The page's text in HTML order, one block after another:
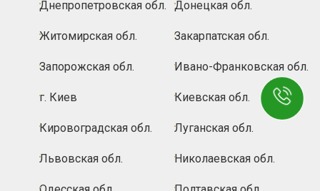
Днепропетровская обл. Донецкая обл.
Житомирская обл. Закарпатская обл.
Запорожская обл. Ивано-Франковская обл.
г. Киев Киевская обл.
Кировоградская обл. Луганская обл.
Львовская обл. Николаевская обл.